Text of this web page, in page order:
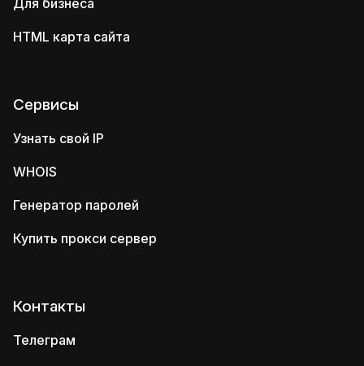
Для бизнеса
HTML карта сайта
Сервисы
Узнать свой IP
WHOIS
Генератор паролей
Купить прокси сервер
Контакты
Телеграм